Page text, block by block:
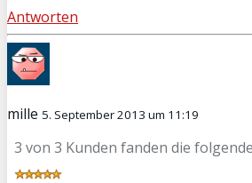
Antworten
mille 5. September 2013 um 11:19
3 von 3 Kunden fanden die